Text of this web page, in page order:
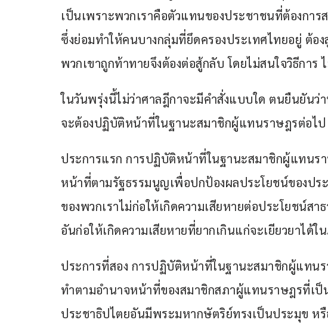
เป็นเพราะพวกเราคือตัวแทนของประชาชนที่ต้องการ
ซึ่งย่อมทำให้คนบางกลุ่มที่ยึดครองประเทศไทยอยู่ ต้อ
พวกเขาถูกท้าทายจึงต้องต่อสู้กลับ โดยไม่สนใจวิธีกา
ในวันพรุ่งนี้ไม่ว่าศาลฎีกาจะมีคำสั่งแบบใด ตนยืนยันว่
จะต้องปฏิบัติหน้าที่ในฐานะสมาชิกผู้แทนราษฎรต่อไป
ประการแรก การปฏิบัติหน้าที่ในฐานะสมาชิกผู้แทนร
หน้าที่ตามรัฐธรรมนูญเพื่อปกป้องผลประโยชน์ของป
ของพวกเราไม่ก่อให้เกิดความเสียหายต่อประโยชน์ส
อันก่อให้เกิดความเสียหายที่ยากเกินแก่จะเยียวยาได้ใ
ประการที่สอง การปฏิบัติหน้าที่ในฐานะสมาชิกผู้แทน
ทำตามอำนาจหน้าที่ของสมาชิกสภาผู้แทนราษฎรที่เ
ประชาธิปไตยอันมีพระมหากษัตริย์ทรงเป็นประมุข ห